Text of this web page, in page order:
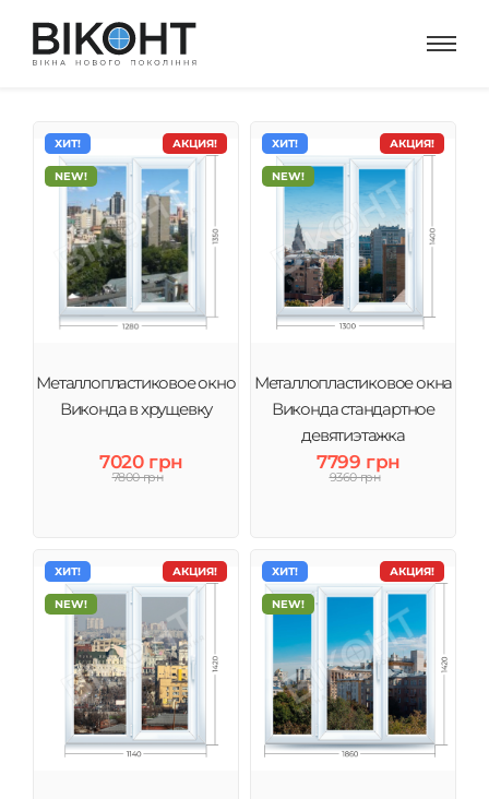
АКЦИЯ!
ХИТ!
NEW!
Металлопластиковое окно
Виконда в хрущевку
7020 грн
7800 грн
АКЦИЯ!
ХИТ!
NEW!
Металлопластиковое окна
Виконда стандартное
девятиэтажка
7799 грн
9360 грн
АКЦИЯ!
ХИТ!
NEW!
АКЦИЯ!
ХИТ!
NEW!